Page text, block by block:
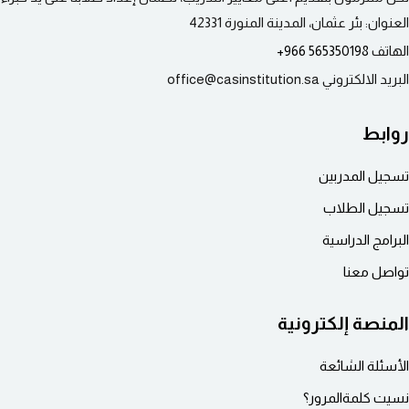
العنوان: بئر عثمان، المدينة المنورة 42331
الهاتف 565350198 966+
البريد الالكتروني
روابط
تسجيل المدربين
تسجيل الطلاب
البرامج الدراسية
تواصل معنا
المنصة إلكترونية
الأسئلة الشائعة
نسيت كلمة‌المرور؟